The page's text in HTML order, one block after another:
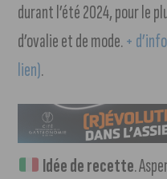
durant l’été 2024, pour le
d’ovalie et de mode.+
lien).
Idée de recette.